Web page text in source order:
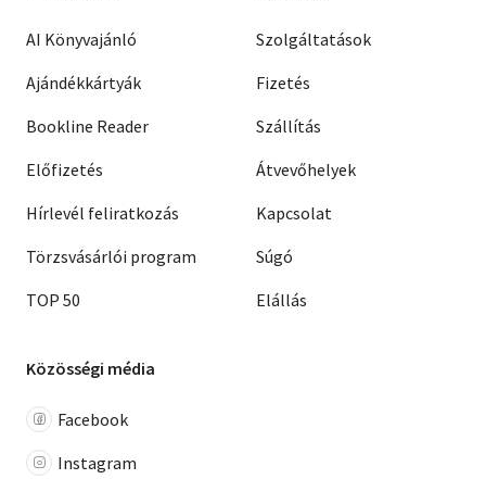
AI Könyvajánló
Ajándékkártyák
Bookline Reader
Előfizetés
Hírlevél feliratkozás
Törzsvásárlói program
TOP 50
Szolgáltatások
Fizetés
Szállítás
Átvevőhelyek
Kapcsolat
Súgó
Elállás
Közösségi média
Facebook
Instagram